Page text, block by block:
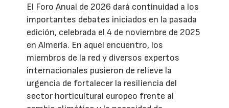
El Foro Anual de 2026 dará continuidad a los
importantes debates iniciados en la pasada
edición, celebrada el 4 de noviembre de 2025
en Almería. En aquel encuentro, los
miembros de la red y diversos expertos
internacionales pusieron de relieve la
urgencia de fortalecer la resiliencia del
sector horticultural europeo frente al